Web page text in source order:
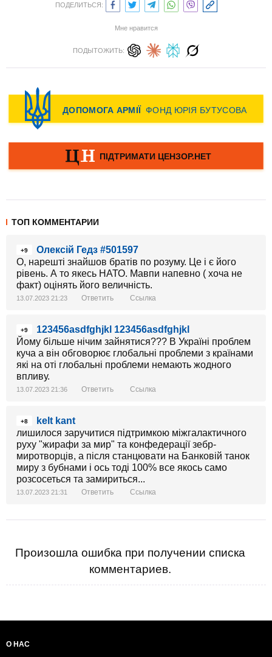
ПОДЕЛИТЬСЯ:
Мне нравится
ПОДЫТОЖИТЬ:
ТОП КОММЕНТАРИИ
+9
Олексій Гедз #501597
О, нарешті знайшов братів по розуму. Це і є його
рівень. А то якесь НАТО. Мавпи напевно ( хоча не
факт) оцінять його величність.
13.07.2023 21:23 Ответить Ссылка
+9
123456asdfghjkl 123456asdfghjkl
Йому більше нічим зайнятися??? В Україні проблем
куча а він обговорює глобальні проблеми з країнами
які на оті глобальні проблеми немають жодного
впливу.
13.07.2023 21:36 Ответить Ссылка
+8
kelt kant
лишилося заручитися підтримкою міжгалактичного
руху "жирафи за мир" та конфедерації зебр-
миротворців, а після станцювати на Банковій танок
миру з бубнами і ось тоді 100% все якось само
розсосеться та замириться...
13.07.2023 21:31 Ответить Ссылка
Произошла ошибка при получении списка
комментариев.
О НАС